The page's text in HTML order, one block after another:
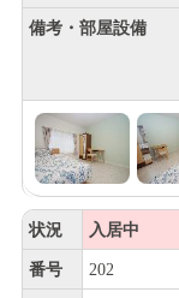
備考・部屋設備
状況 入居中
番号 202